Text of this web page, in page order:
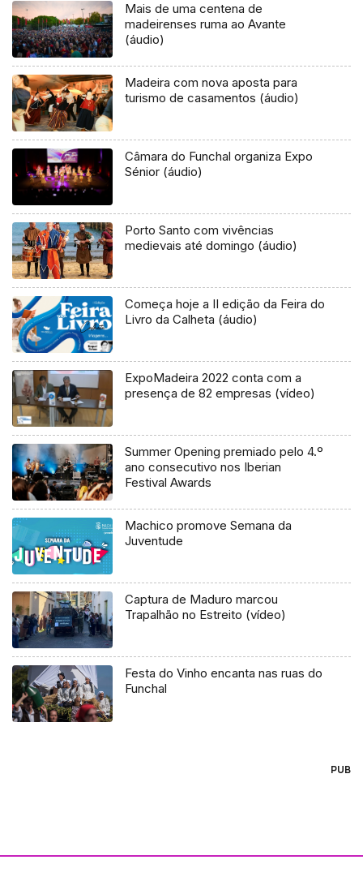
Mais de uma centena de
madeirenses ruma ao Avante
(áudio)
Madeira com nova aposta para
turismo de casamentos (áudio)
Câmara do Funchal organiza Expo
Sénior (áudio)
Porto Santo com vivências
medievais até domingo (áudio)
Começa hoje a II edição da Feira do
Livro da Calheta (áudio)
ExpoMadeira 2022 conta com a
presença de 82 empresas (vídeo)
Summer Opening premiado pelo 4.º
ano consecutivo nos Iberian
Festival Awards
Machico promove Semana da
Juventude
Captura de Maduro marcou
Trapalhão no Estreito (vídeo)
Festa do Vinho encanta nas ruas do
Funchal
PUB